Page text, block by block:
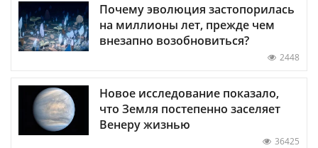
Почему эволюция застопорилась
на миллионы лет, прежде чем
внезапно возобновиться?
2448
Новое исследование показало,
что Земля постепенно заселяет
Венеру жизнью
36425